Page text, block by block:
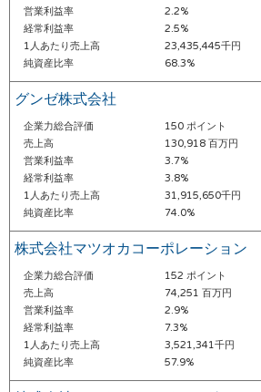
営業利益率
2.2%
経常利益率
2.5%
1人あたり売上高
23,435,445千円
純資産比率
68.3%
グンゼ株式会社
企業力総合評価
150 ポイント
売上高
130,918 百万円
営業利益率
3.7%
経常利益率
3.8%
1人あたり売上高
31,915,650千円
純資産比率
74.0%
株式会社マツオカコーポレーション
企業力総合評価
152 ポイント
売上高
74,251 百万円
営業利益率
2.9%
経常利益率
7.3%
1人あたり売上高
3,521,341千円
純資産比率
57.9%